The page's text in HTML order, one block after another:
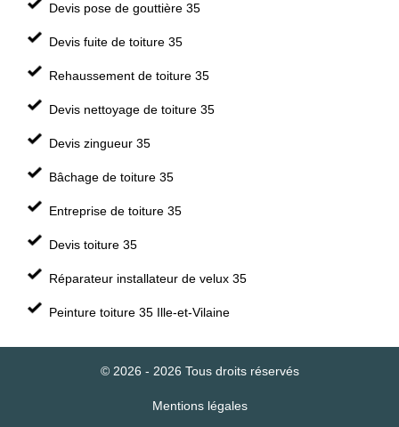
Devis pose de gouttière 35
Devis fuite de toiture 35
Rehaussement de toiture 35
Devis nettoyage de toiture 35
Devis zingueur 35
Bâchage de toiture 35
Entreprise de toiture 35
Devis toiture 35
Réparateur installateur de velux 35
Peinture toiture 35 Ille-et-Vilaine
© 2026 - 2026 Tous droits réservés
Mentions légales